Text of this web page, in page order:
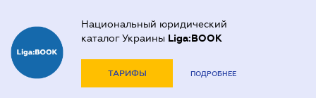
Национальный юридический
каталог Украины Liga:BOOK
ТАРИФЫ ПОДРОБНЕЕ